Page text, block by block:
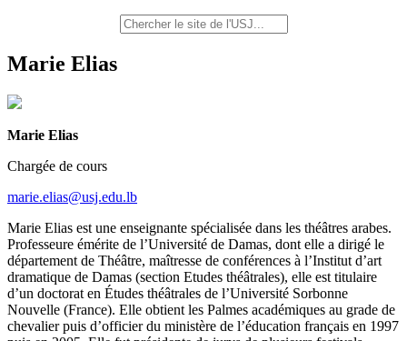
Marie Elias
Marie Elias
Chargée de cours
­marie.elias@usj.edu.lb
Marie Elias est une enseignante spécialisée dans les théâtres arabes.
Professeure émérite de l’Université de Damas, dont elle a dirigé le
département de Théâtre, maîtresse de conférences à l’Institut d’art
dramatique de Damas (section Etudes théâtrales), elle est titulaire
d’un doctorat en Études théâtrales de l’Université Sorbonne
Nouvelle (France). Elle obtient les Palmes académiques au grade de
chevalier puis d’officier du ministère de l’éducation français en 1997